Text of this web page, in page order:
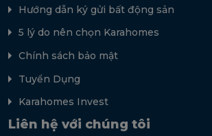
Hướng dẫn ký gửi bất động sản
5 lý do nên chọn Karahomes
Chính sách bảo mật
Tuyển Dụng
Karahomes Invest
Liên hệ với chúng tôi